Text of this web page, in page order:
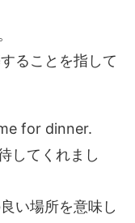
ることを指して
for dinner.
してくれまし
い場所を意味し